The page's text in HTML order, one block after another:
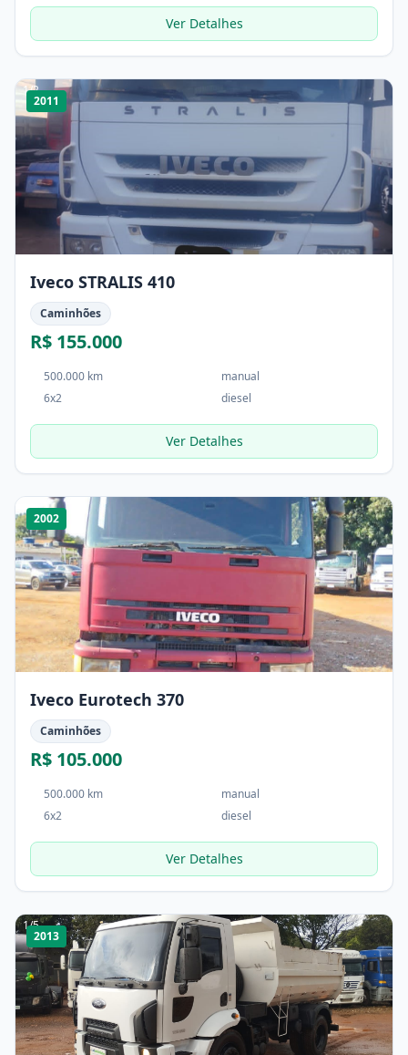
Ver Detalhes
1/2
2011
Iveco STRALIS 410
Caminhões
R$ 155.000
500.000 km
manual
6x2
diesel
Ver Detalhes
1/4
2002
Iveco Eurotech 370
Caminhões
R$ 105.000
500.000 km
manual
6x2
diesel
Ver Detalhes
1/5
2013